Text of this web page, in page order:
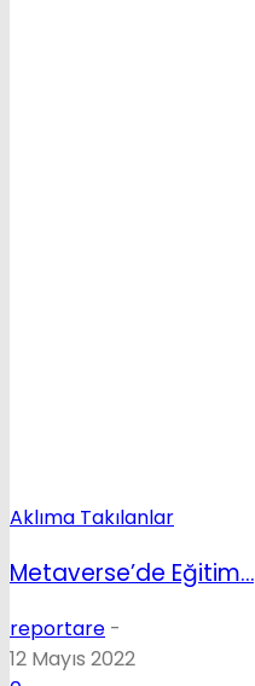
Aklıma Takılanlar
Metaverse’de Eğitim…
reportare -
12 Mayıs 2022